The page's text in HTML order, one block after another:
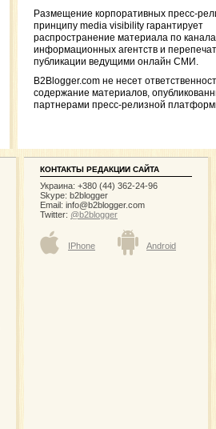
Размещение корпоративных пресс-
принципу media visibility гарантирует
распространение материала по
информационных агентств и
публикации ведущими онлайн СМИ.
B2Blogger.com не несет
содержание материалов,
партнерами пресс-релизной
КОНТАКТЫ РЕДАКЦИИ САЙТА
Украина: +380 (44) 362-24-96
Skype: b2blogger
Email: info@b2blogger.com
Twitter: @b2blogger
IPhone Android